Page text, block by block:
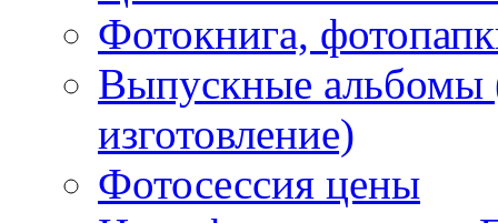
Фотокнига,
Выпускные альбомы
изготовление)
Фотосессия цены